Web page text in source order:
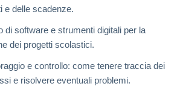
e delle scadenze.
di software e strumenti digitali per la
dei progetti scolastici.
e controllo: come tenere traccia dei
e risolvere eventuali problemi.